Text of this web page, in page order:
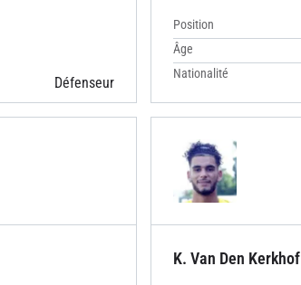
Défenseur
Position
Âge
Nationalité
K. Van Den Kerkhof